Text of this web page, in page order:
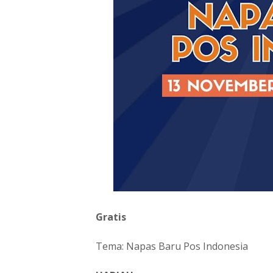
Gratis
Tema: Napas Baru Pos Indonesia